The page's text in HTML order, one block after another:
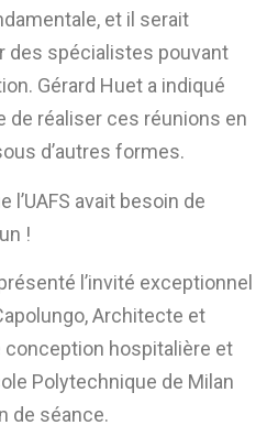
et il serait
des spécialistes pouvant
Gérard Huet a indiqué
de réaliser ces réunions en
d’autres formes.
l’UAFS avait besoin de
!
l’invité exceptionnel
Architecte et
hospitalière et
Polytechnique de Milan
de séance.